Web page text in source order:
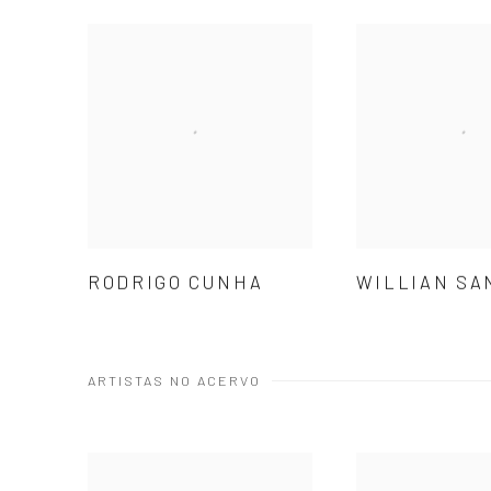
RODRIGO CUNHA WILLIAN
ARTISTAS NO ACERVO